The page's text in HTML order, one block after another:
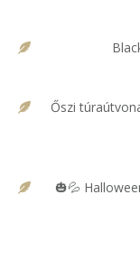
Őszi
🎃💦